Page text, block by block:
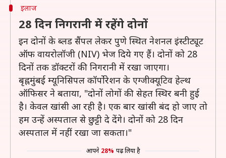
इलाज
28 दिन निगरानी में रहेंगे दोनों
इन दोनों के ब्लड सैंपल लेकर पुणे स्थित नेशनल इंस्टीट्यूट
ऑफ वायरोलॉजी (NIV) भेज दिये गए हैं। दोनों को 28
दिनों तक डॉक्टरों की निगरानी में रखा जाएगा।
बृह्नमुंबई म्यूनिसिपल कॉर्पोरेशन के एग्जीक्यूटिव हेल्थ
ऑफिसर ने बताया, "दोनों लोगों की सेहत स्थिर बनी हुई
है। केवल खांसी आ रही है। एक बार खांसी बंद हो जाए तो
हम उन्हें अस्पताल से छुट्टी दे देंगे। दोनों को 28 दिन
अस्पताल में नहीं रखा जा सकता।"
आपने 28% पढ़ लिया है